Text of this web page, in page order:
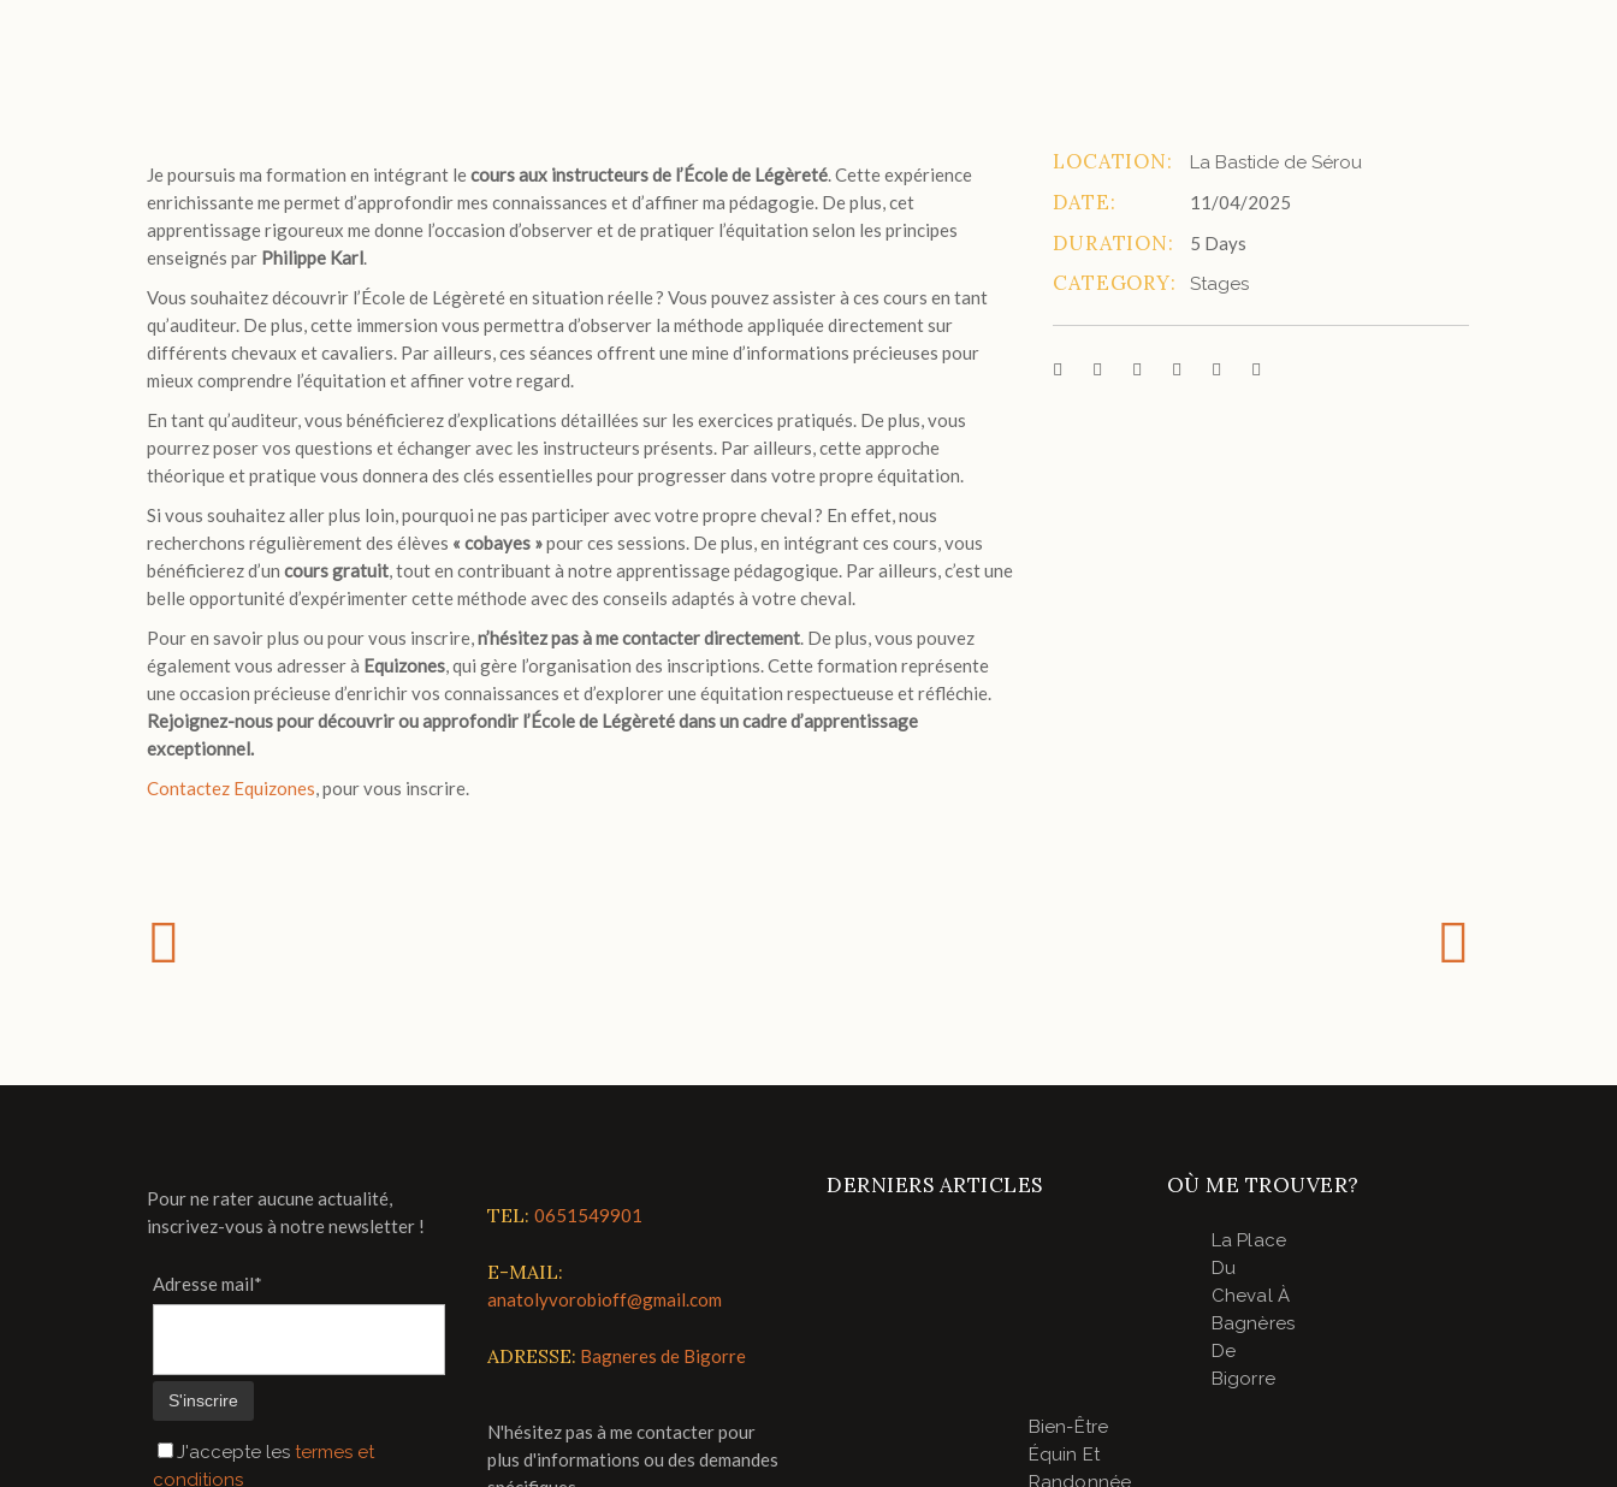
Je poursuis ma formation en intégrant lecours aux instructeurs de l’École de Légèreté. Cette expérience
enrichissante me permet d’approfondir mes connaissances et d’affiner ma pédagogie. De plus, cet
apprentissage rigoureux me donne l’occasion d’observer et de pratiquer l’équitation selon les principes
enseignés par Philippe Karl.
Vous souhaitez découvrir l’École de Légèreté en situation réelle ? Vous pouvez assister à ces cours en tant
qu’auditeur. De plus, cette immersion vous permettra d’observer la méthode appliquée directement sur
différents chevaux et cavaliers. Par ailleurs, ces séances offrent une mine d’informations précieuses pour
mieux comprendre l’équitation et affiner votre regard.
En tant qu’auditeur, vous bénéficierez d’explications détaillées sur les exercices pratiqués. De plus, vous
pourrez poser vos questions et échanger avec les instructeurs présents. Par ailleurs, cette approche
théorique et pratique vous donnera des clés essentielles pour progresser dans votre propre équitation.
Si vous souhaitez aller plus loin, pourquoi ne pas participer avec votre propre cheval ? En effet, nous
recherchons régulièrement des élèves « cobayes »pour ces sessions. De plus, en intégrant ces cours, vous
bénéficierez d’un cours gratuit, tout en contribuant à notre apprentissage pédagogique. Par ailleurs, c’est une
belle opportunité d’expérimenter cette méthode avec des conseils adaptés à votre cheval.
Pour en savoir plus ou pour vous inscrire,n’hésitez pas à me contacter directement. De plus, vous pouvez
également vous adresser à Equizones, qui gère l’organisation des inscriptions. Cette formation représente
une occasion précieuse d’enrichir vos connaissances et d’explorer une équitation respectueuse et réfléchie.
Rejoignez-nous pour découvrir ou approfondir l’École de Légèreté dans un cadre d’apprentissage
exceptionnel.
Contactez Equizones, pour vous inscrire.
LOCATION: La Bastide de Sérou
DATE: 11/04/2025
DURATION: 5 Days
CATEGORY: Stages
Pour ne rater aucune actualité,
inscrivez-vous à notre newsletter !
Adresse mail*
J'accepte les termes et
conditions
TEL: 0651549901
E-MAIL:
anatolyvorobioff@gmail.com
ADRESSE: Bagneres de Bigorre
N'hésitez pas à me contacter pour
plus d'informations ou des demandes
DERNIERS ARTICLES
La Place
Du
Cheval À
Bagnères
De
Bigorre
Bien-Être
Équin Et
Randonnée
OÙ ME TROUVER?